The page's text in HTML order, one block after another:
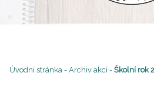
Úvodní stránka - Archiv akcí - Školní rok